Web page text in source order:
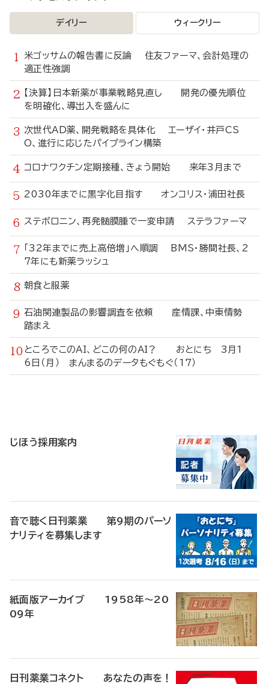
デイリー ウィークリー
米ゴッサムの報告書に反論 住友ファーマ、会計処理の
適正性強調
【決算】日本新薬が事業戦略見直し 開発の優先順位
を明確化、導出入を盛んに
次世代AD薬、開発戦略を具体化 エーザイ・井戸CS
O、進行に応じたパイプライン構築
コロナワクチン定期接種、きょう開始 来年3月まで
2030年までに黒字化目指す オンコリス・浦田社長
ステボロニン、再発髄膜腫で一変申請 ステラファーマ
「32年までに売上高倍増」へ順調 BMS・勝間社長、2
7年にも新薬ラッシュ
朝食と服薬
石油関連製品の影響調査を依頼 産情課、中東情勢
踏まえ
ところでこのAI、どこの何のAI？ おとにち 3月1
6日（月） まんまるのデータもぐもぐ（17）
じほう採用案内
音で聴く日刊薬業 第9期のパーソ
ナリティを募集します
紙面版アーカイブ 1958年～20
09年
日刊薬業コネクト あなたの声を！